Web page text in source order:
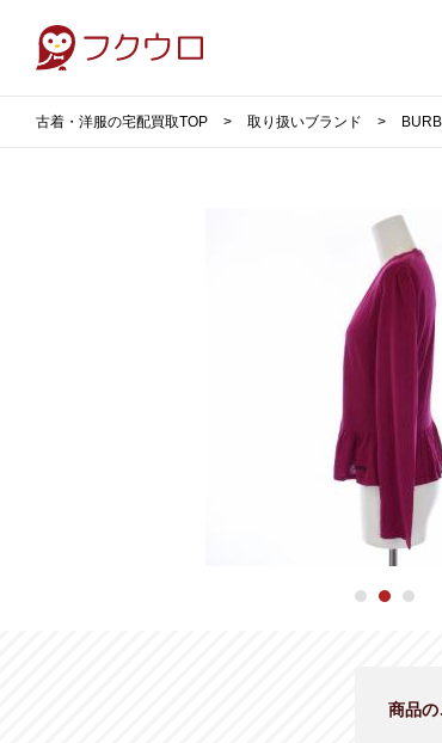
古着・洋服の宅配買取TOP 取り扱いブランド
商品